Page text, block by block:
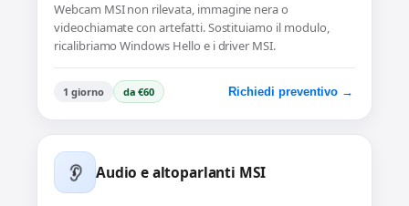
Webcam MSI non rilevata, immagine nera o
videochiamate con artefatti. Sostituiamo il modulo,
ricalibriamo Windows Hello e i driver MSI.
1 giorno da €60 Richiedi preventivo →
Audio e altoparlanti MSI